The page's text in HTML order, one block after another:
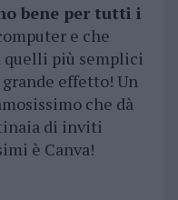
bene per tutti i
e che
quelli più semplici
effetto! Un
che dà
di inviti
è Canva!